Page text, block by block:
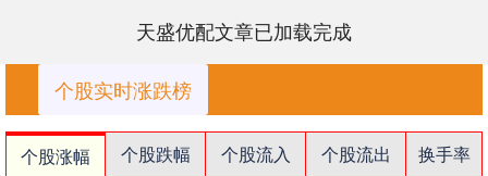
天盛优配文章已加载完成
个股实时涨跌榜
个股涨幅 个股跌幅 个股流入 个股流出
换手率